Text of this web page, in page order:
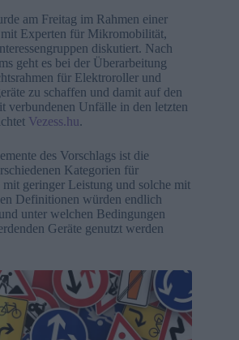
am Freitag im Rahmen einer
Experten für Mikromobilität,
diskutiert. Nach
geht es bei der Überarbeitung
für Elektroroller und
zu schaffen und damit auf den
verbundenen Unfälle in den letzten
Vezess.hu.
des Vorschlags ist die
Kategorien für
geringer Leistung und solche mit
Definitionen würden endlich
unter welchen Bedingungen
Geräte genutzt werden